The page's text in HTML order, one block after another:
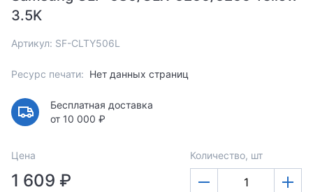
3.5K
Артикул: SF-CLTY506L
Ресурс печати: Нет данных страниц
Бесплатная доставка
от 10 000 ₽
Цена
1 609 ₽
Количество, шт